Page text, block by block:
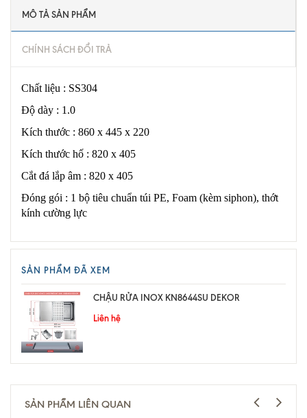
MÔ TẢ SẢN PHẨM
CHÍNH SÁCH ĐỔI TRẢ
Chất liệu : SS304
Độ dày : 1.0
Kích thước : 860 x 445 x 220
Kích thước hố : 820 x 405
Cắt đá lắp âm : 820 x 405
Đóng gói : 1 bộ tiêu chuẩn túi PE, Foam (kèm siphon), thớt
kính cường lực
SẢN PHẨM ĐÃ XEM
CHẬU RỬA INOX KN8644SU DEKOR
Liên hệ
SẢN PHẨM LIÊN QUAN